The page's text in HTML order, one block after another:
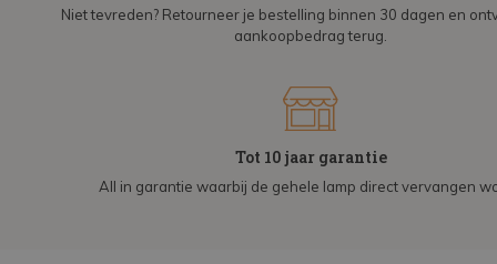
Niet tevreden? Retourneer je bestelling binnen 30 dagen en
aankoopbedrag terug.
Tot 10 jaar garantie
All in garantie waarbij de gehele lamp direct vervangen